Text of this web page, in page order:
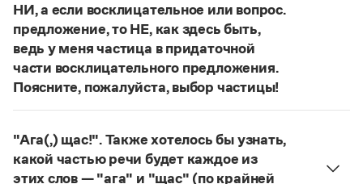
Словарь-справочник трудностей
Справочник по фразеологии
Азбучные истины
Словарь-справочник непростые слова
Все справочники портала
Журнал
Новости и события
НИ, а если восклицательное или вопрос.
предложение, то НЕ, как здесь быть,
ведь у меня частица в придаточной
части восклицательного предложения.
Поясните, пожалуйста, выбор частицы!
Правильно:Где бы ты ни был, помни о своих
восклицательных предложениях: Где ты только
не был!
"Ага(,) щас!". Также хотелось бы узнать,
какой частью речи будет каждое из
этих слов — "ага" и "щас" (по крайней